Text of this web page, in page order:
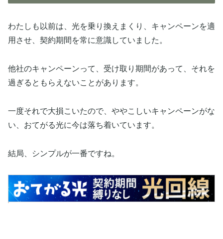
わたしも以前は、光を乗り換えまくり、キャンペーンを適
用させ、契約期間を常に意識していました。
他社のキャンペーンって、受け取り期間があって、それを
過ぎるともらえないことがあります。
一度それで大損こいたので、ややこしいキャンペーンがな
い、おてがる光に今は落ち着いています。
結局、シンプルが一番ですね。